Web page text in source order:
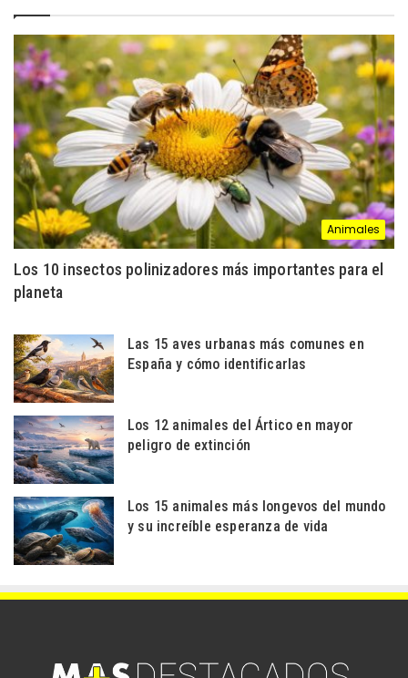
Animales
Los 10 insectos polinizadores más importantes para el
planeta
Las 15 aves urbanas más comunes en
España y cómo identificarlas
Los 12 animales del Ártico en mayor
peligro de extinción
Los 15 animales más longevos del mundo
y su increíble esperanza de vida